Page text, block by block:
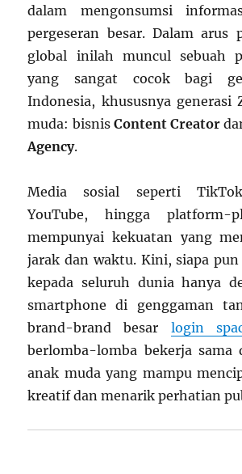
dalam mengonsumsi
pergeseran besar. Dalam arus
global inilah muncul sebuah
yang sangat cocok bagi
Indonesia, khususnya generasi
muda: bisnis Content Creator
Agency.
Media sosial seperti
YouTube, hingga platform-
mempunyai kekuatan yang
jarak dan waktu. Kini, siapa pun
kepada seluruh dunia hanya
smartphone di genggaman
brand-brand besar login
berlomba-lomba bekerja sama
anak muda yang mampu
kreatif dan menarik perhatian